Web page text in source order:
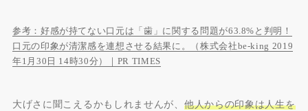
参考：好感が持てない口元は「歯」に関する問題が63.8%と判明！
口元の印象が清潔感を連想させる結果に。（株式会社be-king 2019
年1月30日 14時30分）｜PR TIMES
大げさに聞こえるかもしれませんが、 他人からの印象は人生を